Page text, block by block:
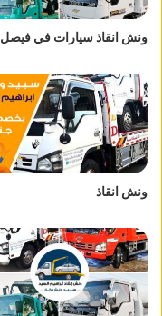
ونش انقاذ سيارات في فيصل
ونش انقاذ